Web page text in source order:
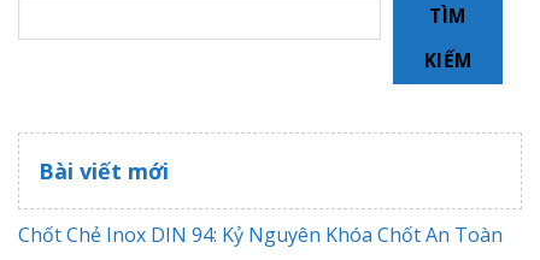
TÌM
KIẾM
Bài viết mới
Chốt Chẻ Inox DIN 94: Kỷ Nguyên Khóa Chốt An Toàn